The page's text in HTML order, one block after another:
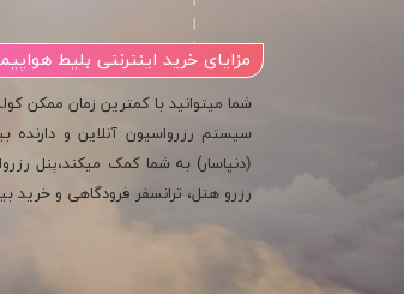
مزایای خرید اینترنتی بلیط
شما میتوانید با کمترین زمان ممکن
(دنپاسار) به شما کمک میکند،پنل
رزرو هتل، ترانسفر فرودگاهی و خرید